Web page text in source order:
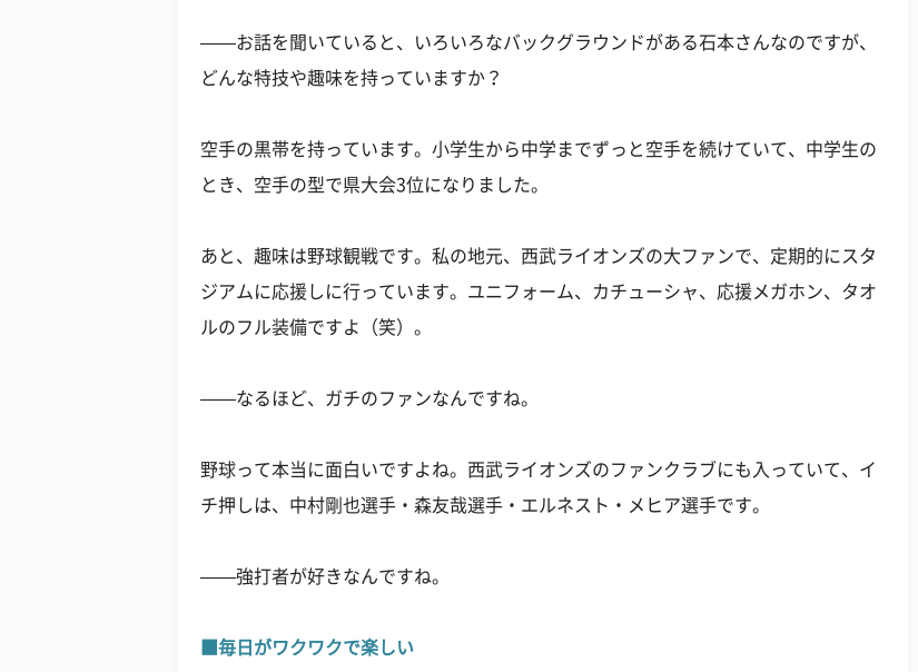
——お話を聞いていると、いろいろなバックグラウンドがある石本さんなのですが、
どんな特技や趣味を持っていますか？
空手の黒帯を持っています。小学生から中学までずっと空手を続けていて、中学生の
とき、空手の型で県大会3位になりました。
あと、趣味は野球観戦です。私の地元、西武ライオンズの大ファンで、定期的にスタ
ジアムに応援しに行っています。ユニフォーム、カチューシャ、応援メガホン、タオ
ルのフル装備ですよ（笑）。
——なるほど、ガチのファンなんですね。
野球って本当に面白いですよね。西武ライオンズのファンクラブにも入っていて、イ
チ押しは、中村剛也選手・森友哉選手・エルネスト・メヒア選手です。
——強打者が好きなんですね。
■毎日がワクワクで楽しい